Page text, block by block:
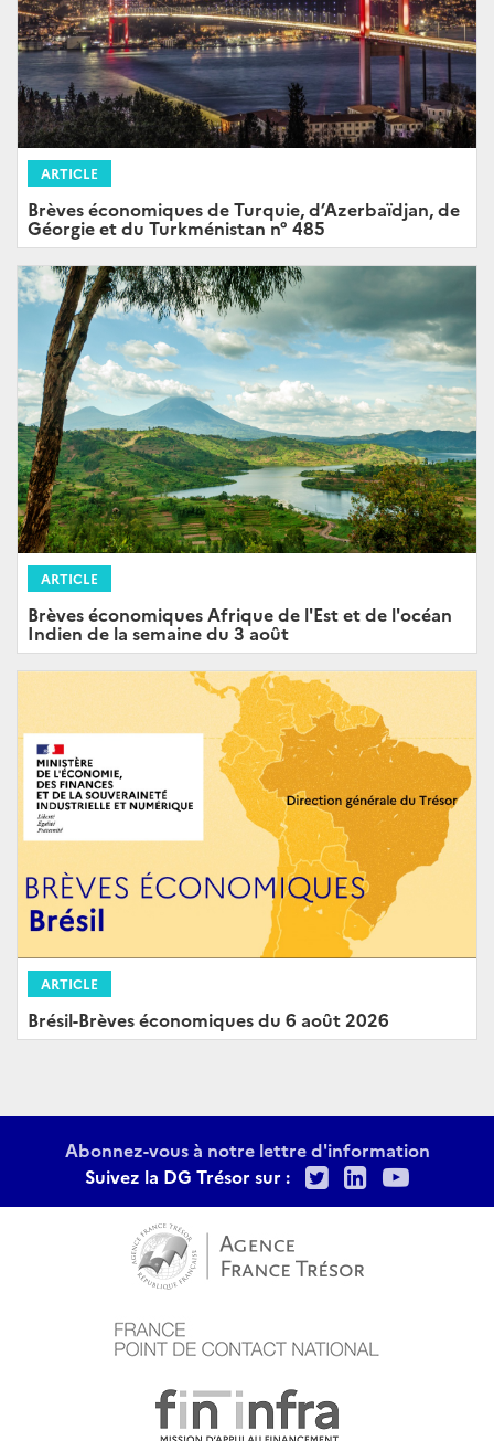
ARTICLE
Brèves économiques de Turquie, d’Azerbaïdjan, de
Géorgie et du Turkménistan n° 485
ARTICLE
Brèves économiques Afrique de l'Est et de l'océan
Indien de la semaine du 3 août
ARTICLE
Brésil-Brèves économiques du 6 août 2026
Abonnez-vous à notre lettre d'information
Suivez la DG Trésor sur :
TwitterLinkedIn